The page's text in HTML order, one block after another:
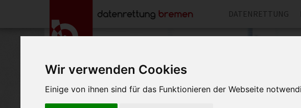
Wir verwenden Cookies
Einige von ihnen sind für das Funktionieren der Webseite
DATENRETTUNG